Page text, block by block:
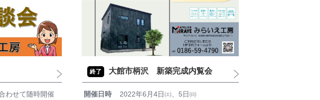
わせて随時開催
終了 大館市柄沢 新築完成内覧会
開催日時
2022年6月4日㈯、5日㈰